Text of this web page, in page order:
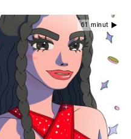
61 minut